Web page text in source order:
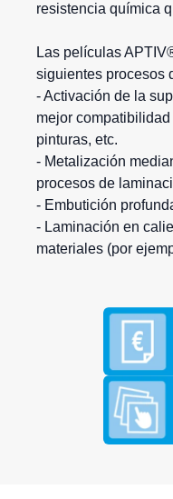
resistencia química
Las películas
siguientes procesos
- Activación de la
mejor
pinturas, etc.
- Metalización
procesos de
- Embutición
- Laminación en
materiales (por